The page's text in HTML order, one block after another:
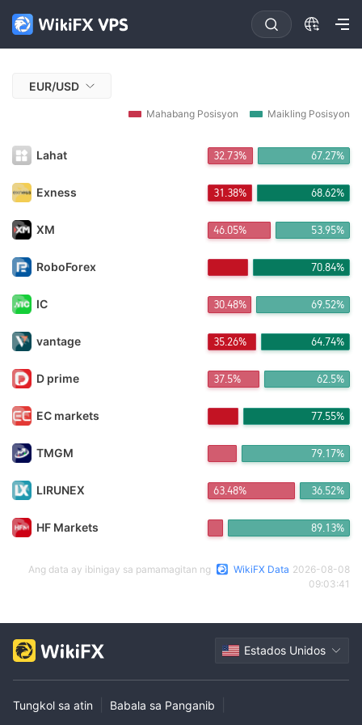
EUR/USD
Mahabang Posisyon Maikling Posisyon
Lahat 32.73% 67.27%
Exness 31.38% 68.62%
XM 46.05% 53.95%
RoboForex 70.84%
IC 30.48% 69.52%
vantage 35.26% 64.74%
D prime 37.5% 62.5%
EC markets 77.55%
TMGM 79.17%
LIRUNEX 63.48% 36.52%
HF Markets 89.13%
Ang data ay ibinigay sa pamamagitan ng WikiFX Data 2026-08-08
09:03:41
Estados Unidos
Tungkol sa atin Babala sa Panganib